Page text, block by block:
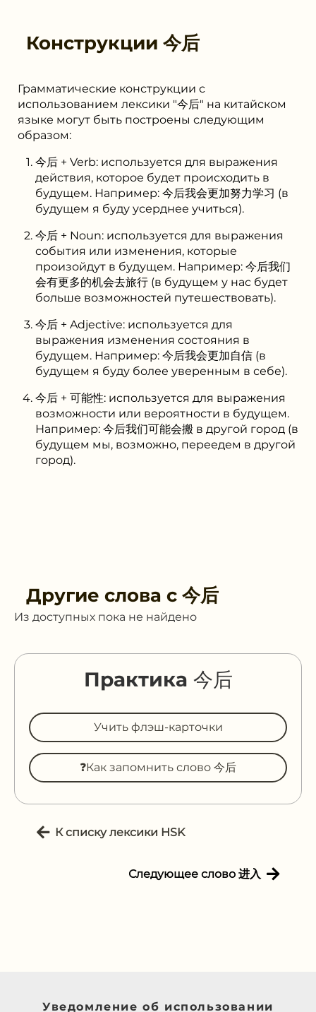
Конструкции 今后
Грамматические конструкции с
использованием лексики "今后" на китайском
языке могут быть построены следующим
образом:
今后 + Verb: используется для выражения
действия, которое будет происходить в
будущем. Например: 今后我会更加努力学习 (в
будущем я буду усерднее учиться).
今后 + Noun: используется для выражения
события или изменения, которые
произойдут в будущем. Например: 今后我们
会有更多的机会去旅行 (в будущем у нас будет
больше возможностей путешествовать).
今后 + Adjective: используется для
выражения изменения состояния в
будущем. Например: 今后我会更加自信 (в
будущем я буду более уверенным в себе).
今后 + 可能性: используется для выражения
возможности или вероятности в будущем.
Например: 今后我们可能会搬 в другой город (в
будущем мы, возможно, переедем в другой
город).
Другие слова с 今后
Из доступных пока не найдено
Практика 今后
Учить флэш-карточки
❓Как запомнить слово 今后
К списку лексики HSK
Следующее слово 进入
Уведомление об использовании